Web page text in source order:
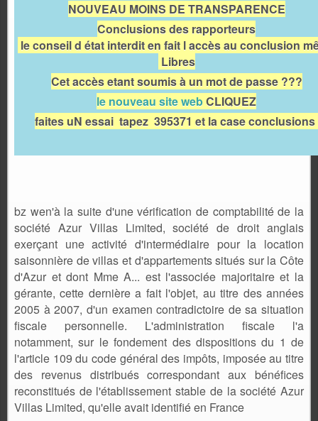
NOUVEAU MOINS DE TRANSPARENCE
Conclusions des rapporteurs
le conseil d état interdit en fait l accès au conclusion
Libres
Cet accès etant soumis à un mot de passe ???
le nouveau site webCLIQUEZ
faites uN essai tapez 395371 et la case conclusions
bz wen'à la suite d'une vérification de comptabilité de la
société Azur Villas Limited, société de droit anglais
exerçant une activité d'intermédiaire pour la location
saisonnière de villas et d'appartements situés sur la Côte
d'Azur et dont Mme A... est l'associée majoritaire et la
gérante, cette dernière a fait l'objet, au titre des années
2005 à 2007, d'un examen contradictoire de sa situation
fiscale personnelle. L'administration fiscale l'a
notamment, sur le fondement des dispositions du 1 de
l'article 109 du code général des impôts, imposée au titre
des revenus distribués correspondant aux bénéfices
reconstitués de l'établissement stable de la société Azur
Villas Limited, qu'elle avait identifié en France